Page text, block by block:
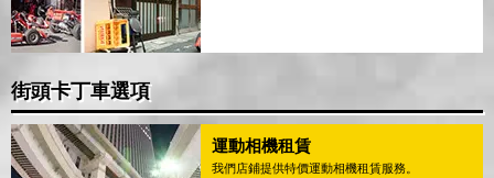
街頭卡丁車選項
運動相機租賃
我們店鋪提供特價運動相機租賃服務。